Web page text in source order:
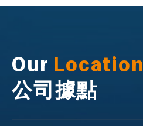
Our Location
公司據點